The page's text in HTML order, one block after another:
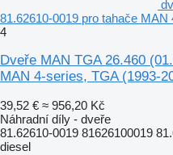
81.62610-0019 pro tahače
4
Dveře MAN TGA 26.460
MAN 4-series, TGA (1993-
39,52 € ≈ 956,20 Kč
Náhradní díly - dveře
81.62610-0019 81626100019
diesel